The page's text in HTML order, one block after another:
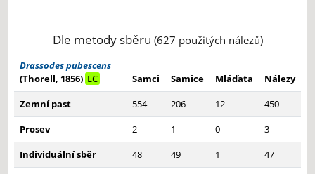
Dle metody sběru (627 použitých nálezů)
Drassodes pubescens
(Thorell, 1856) LC Samci Samice Mláďata
Nálezy
Zemní past
554 206 12
450
Prosev
2 1 0
3
Individuální sběr
48 49 1
47